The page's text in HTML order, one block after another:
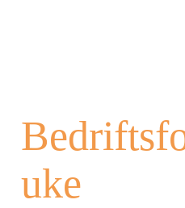
uke